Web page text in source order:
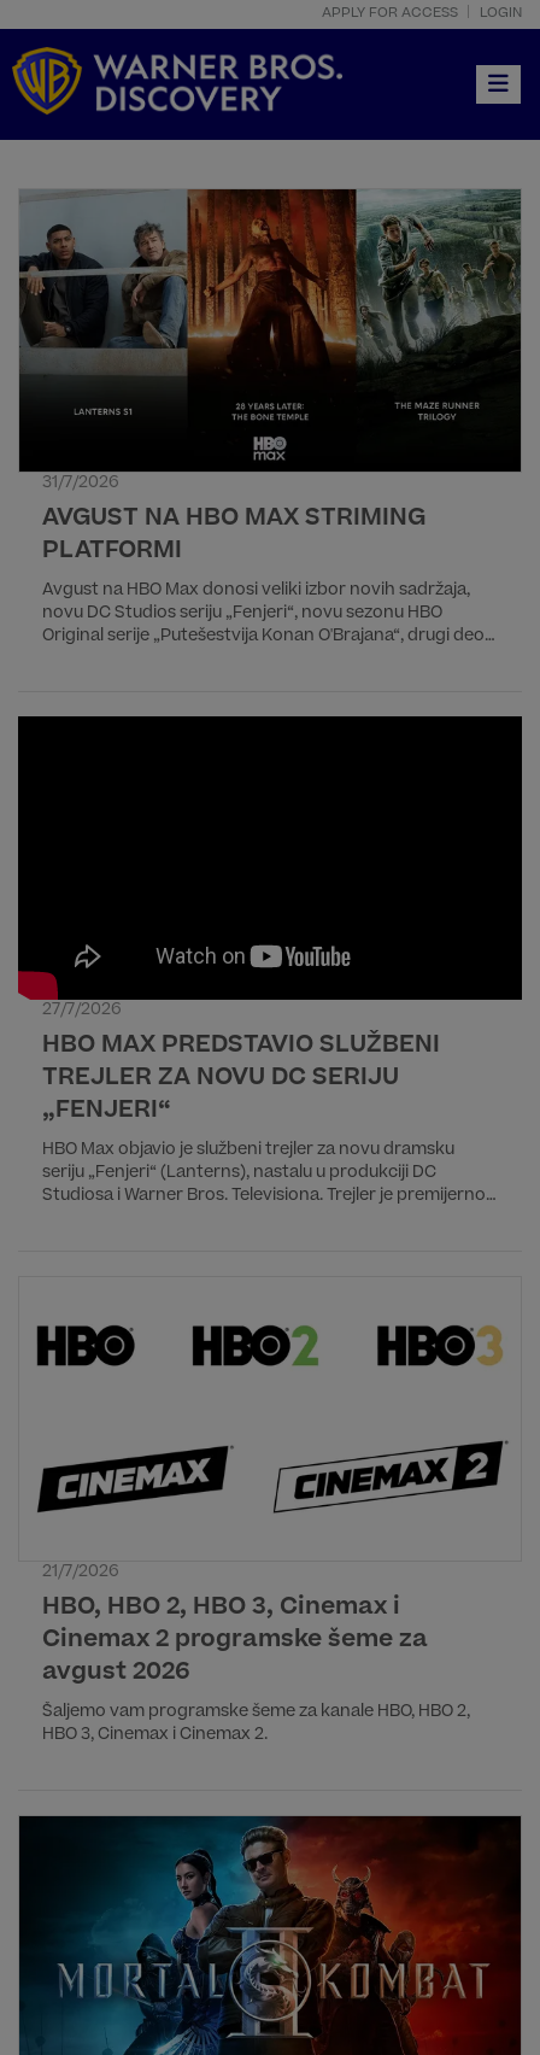
APPLY FOR ACCESS LOGIN
31/7/2026
AVGUST NA HBO MAX STRIMING
PLATFORMI
Avgust na HBO Max donosi veliki izbor novih sadržaja,
novu DC Studios seriju „Fenjeri“, novu sezonu HBO
Original serije „Putešestvija Konan O'Brajana“, drugi deo
27/7/2026
HBO MAX PREDSTAVIO SLUŽBENI
TREJLER ZA NOVU DC SERIJU
„FENJERI“
HBO Max objavio je službeni trejler za novu dramsku
seriju „Fenjeri“ (Lanterns), nastalu u produkciji DC
Studiosa i Warner Bros. Televisiona. Trejler je premijerno
21/7/2026
HBO, HBO 2, HBO 3, Cinemax i
Cinemax 2 programske šeme za
avgust 2026
Šaljemo vam programske šeme za kanale HBO, HBO 2,
HBO 3, Cinemax i Cinemax 2.